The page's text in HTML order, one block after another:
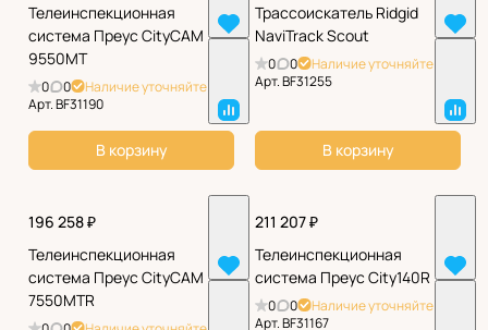
Телеинспекционная
система Преус CityCAM
9550МТ
0 0
Наличие уточняйте
Арт.BF31190
В корзину
Трассоискатель Ridgid
NaviTrack Scout
0 0
Наличие уточняйте
Арт.BF31255
В корзину
196 258 ₽
Телеинспекционная
система Преус CityCAM
7550МТR
211 207 ₽
Телеинспекционная
система Преус City140R
0 0
Наличие уточняйте
Арт.BF31167